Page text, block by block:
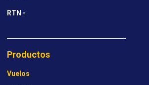
RTN -
Productos
Vuelos